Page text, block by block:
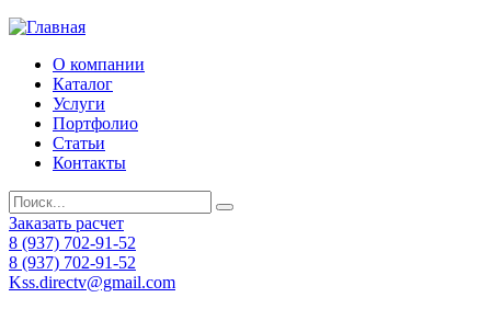
О компании
Каталог
Услуги
Портфолио
Статьи
Контакты
Заказать расчет
8 (937) 702-91-52
8 (937) 702-91-52
Kss.directv@gmail.com